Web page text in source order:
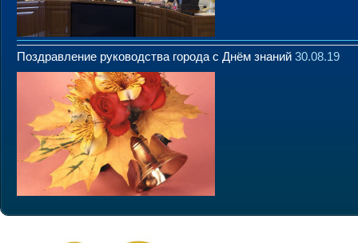
Поздравление руководства города с Днём знаний 30.08.19